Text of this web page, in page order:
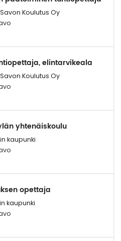
Koulutus Oy
elintarvikeala
Koulutus Oy
yhtenäiskoulu
kaupunki
opettaja
kaupunki